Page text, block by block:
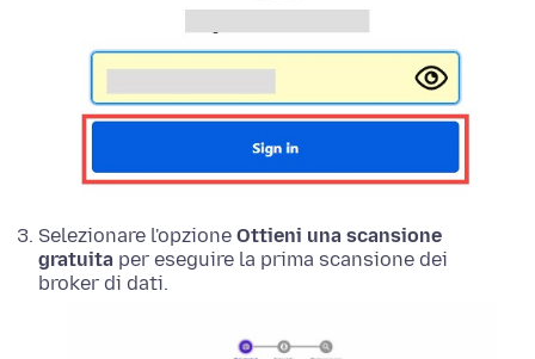
Selezionare l'opzione Ottieni una scansione
gratuita per eseguire la prima scansione dei
broker di dati.